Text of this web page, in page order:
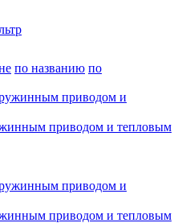
по названию по
приводом и тепловым
приводом и тепловым